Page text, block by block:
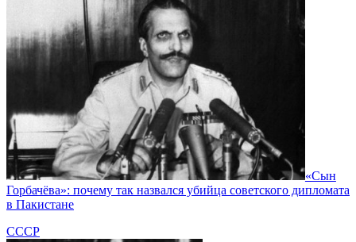
«Сын
Горбачёва»: почему так назвался убийца советского дипломата
в Пакистане
СССР